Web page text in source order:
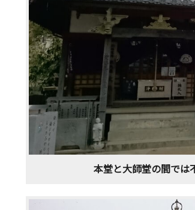
本堂と大師堂の間では